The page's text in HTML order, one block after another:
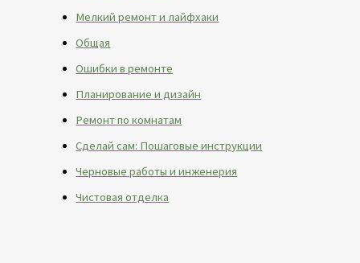
Мелкий ремонт и лайфхаки
Общая
Ошибки в ремонте
Планирование и дизайн
Ремонт по комнатам
Сделай сам: Пошаговые инструкции
Черновые работы и инженерия
Чистовая отделка